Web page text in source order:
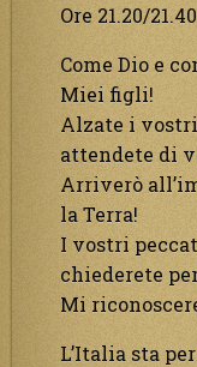
Ore 21.20/21.40
Come Dio e
Miei figli!
Alzate i
attendete di
Arriverò
la Terra!
I vostri
chiederete
Mi
L’Italia sta